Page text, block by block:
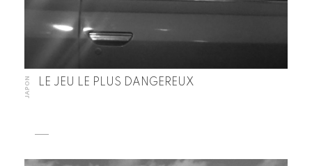
JAPON LE JEU LE PLUS DANGEREUX